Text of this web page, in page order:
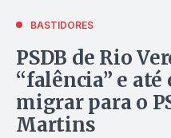
BASTIDORES
PSDB de Rio
“falência” e
migrar para o
Martins